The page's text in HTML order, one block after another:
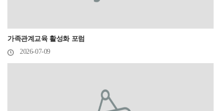
가족관계교육 활성화 포럼
2026-07-09